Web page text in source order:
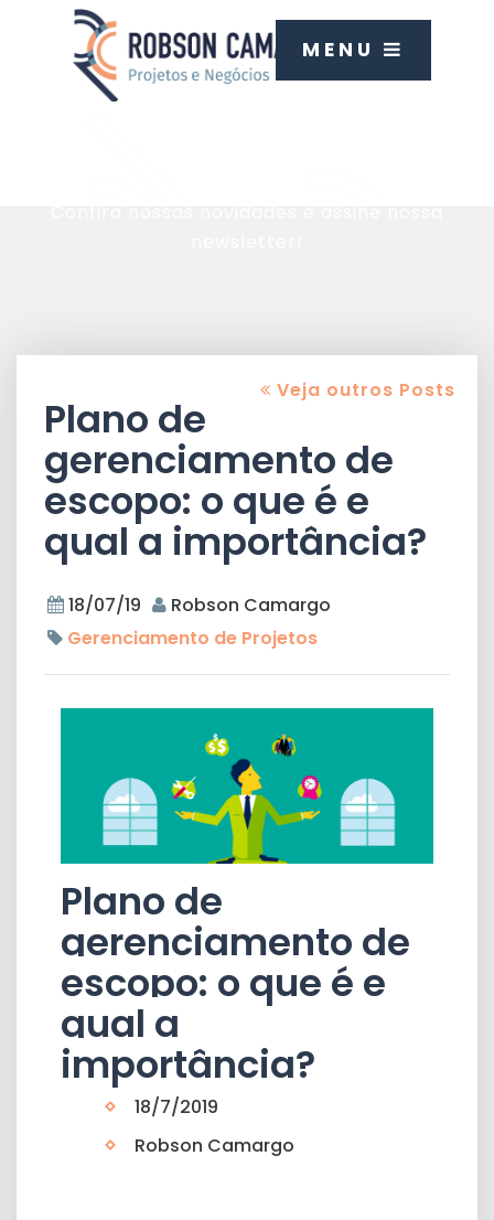
MENU
Veja outros Posts
Plano de
gerenciamento de
escopo: o que é e
qual a importância?
18/07/19
Robson Camargo
Gerenciamento de Projetos
Plano de
gerenciamento de
escopo: o que é e
qual a
importância?
18/7/2019
Robson Camargo